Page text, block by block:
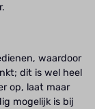
waardoor
dit is wel heel
op, laat maar
mogelijk is bij